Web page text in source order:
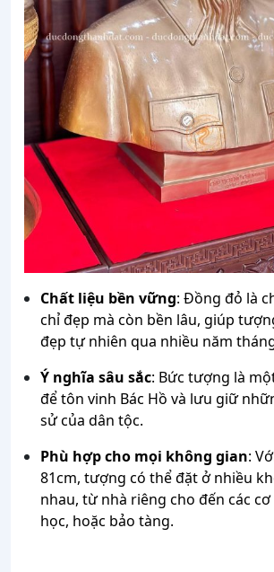
Chất liệu bền vững: Đồng đỏ là
chỉ đẹp mà còn bền lâu, giúp
đẹp tự nhiên qua nhiều năm
Ý nghĩa sâu sắc: Bức tượng là
để tôn vinh Bác Hồ và lưu giữ
sử của dân tộc.
Phù hợp cho mọi không gian:
81cm, tượng có thể đặt ở nhiều
nhau, từ nhà riêng cho đến các
học, hoặc bảo tàng.